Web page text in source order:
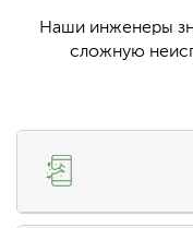
Наши инженеры
сложную